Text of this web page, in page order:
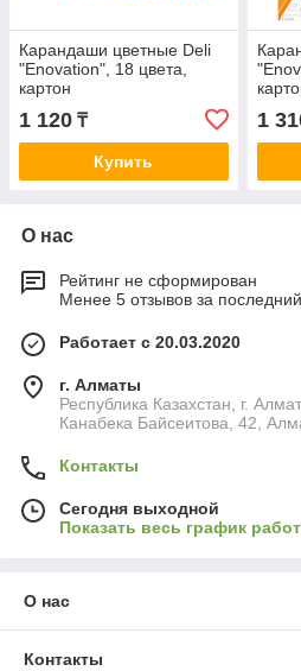
Карандаши цветные Deli
"Enovation", 18 цвета,
картон
1 120 ₸
Купить
1
О нас
Рейтинг не сформирован
Менее 5 отзывов за
Работает с 20.03.2020
г. Алматы
Республика Казахстан, г.
Канабека Байсеитова, 42,
Контакты
Сегодня выходной
Показать весь график
О нас
Контакты